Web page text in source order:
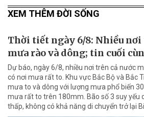
XEM THÊM ĐỜI SỐNG
Thời tiết ngày 6/8: Nhiều nơi
mưa rào và dông; tin cuối
Dự báo, ngày 6/8, nhiều nơi trên cả nước
có nơi mưa rất to. Khu vực Bắc Bộ và Bắc
mưa to và dông với lượng mưa phổ biến
mưa rất to trên 180mm. Bão số 3 suy yếu
thấp, không có khả năng di chuyển trở lại